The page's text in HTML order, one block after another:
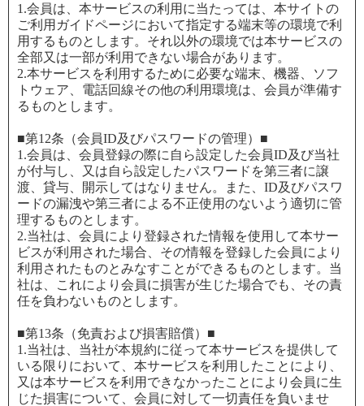
1.会員は、本サービスの利用に当たっては、本サイトの
ご利用ガイドページにおいて指定する端末等の環境で利
用するものとします。それ以外の環境では本サービスの
全部又は一部が利用できない場合があります。
2.本サービスを利用するために必要な端末、機器、ソフ
トウェア、電話回線その他の利用環境は、会員が準備す
るものとします。
■第12条（会員ID及びパスワードの管理）■
1.会員は、会員登録の際に自ら設定した会員ID及び当社
が付与し、又は自ら設定したパスワードを第三者に譲
渡、貸与、開示してはなりません。また、ID及びパスワ
ードの漏洩や第三者による不正使用のないよう適切に管
理するものとします。
2.当社は、会員により登録された情報を使用して本サー
ビスが利用された場合、その情報を登録した会員により
利用されたものとみなすことができるものとします。当
社は、これにより会員に損害が生じた場合でも、その責
任を負わないものとします。
■第13条（免責および損害賠償）■
1.当社は、当社が本規約に従って本サービスを提供して
いる限りにおいて、本サービスを利用したことにより、
又は本サービスを利用できなかったことにより会員に生
じた損害について、会員に対して一切責任を負いませ